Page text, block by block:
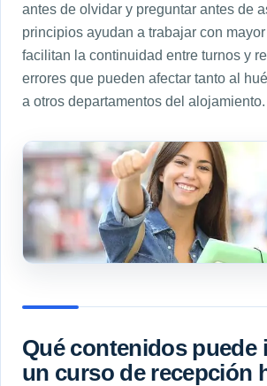
antes de olvidar y preguntar antes de
principios ayudan a trabajar con
facilitan la continuidad entre turnos y
errores que pueden afectar tanto al
a otros departamentos del alojamiento.
Qué contenidos puede
un curso de recepción